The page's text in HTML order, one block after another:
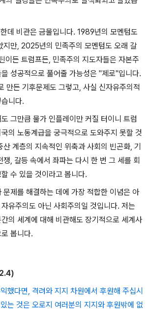
한데 비관은 금물입니다. 1989년의 모멘텀도
지만, 2025년의 민족주의 모멘텀도 오래 갈
이든 트럼프든, 민족주의 지도자들은 자본주
성공적으로 풀어줄 가능성은 "제로"입니다.
만든 기후문제도 그렇고, 사실 신자유주의적
니다.
그만큼 물가 인플레이만 커질 터이니 트럼
의 노동계급을 궁극적으로 도와주지 못할 것
산 계층의 지속적인 위축과 사회의 빈곤화, 기
쟁, 갈등 속에서 좌파는 다시 한 번 그 세를 회
수 있을 것이라고 봅니다.
문제를 해결하는 데에 가장 적합한 이념은 아
유주의도 아닌 사회주의일 것입니다. 저는
의 세계에 대해 비관해도 장기적으로 세계사
봅니다.
했다면, 격려와 지지 차원에서 후원해 주십시
는 것은 오로지 여러분의 지지와 후원밖에 없